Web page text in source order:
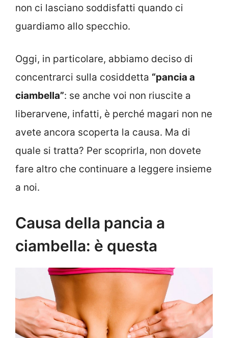
non ci lasciano soddisfatti quando ci
guardiamo allo specchio.
Oggi, in particolare, abbiamo deciso di
concentrarci sulla cosiddetta “pancia a
ciambella”: se anche voi non riuscite a
liberarvene, infatti, è perché magari non ne
avete ancora scoperta la causa. Ma di
quale si tratta? Per scoprirla, non dovete
fare altro che continuare a leggere insieme
a noi.
Causa della pancia a
ciambella: è questa